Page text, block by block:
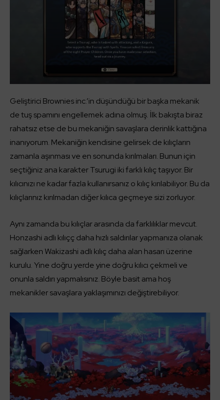
Geliştirici Brownies inc.’in düşündüğü bir başka mekanik
de tuş spamını engellemek adına olmuş. İlk bakışta biraz
rahatsız etse de bu mekaniğin savaşlara derinlik kattığına
inanıyorum. Mekaniğin kendisine gelirsek de kılıçların
zamanla aşınması ve en sonunda kırılmaları. Bunun için
seçtiğiniz ana karakter Tsurugi iki farklı kılıç taşıyor. Bir
kılıcınızı ne kadar fazla kullanırsanız o kılıç kırılabiliyor. Bu da
kılıçlarınız kırılmadan diğer kılıca geçmeye sizi zorluyor.
Aynı zamanda bu kılıçlar arasında da farklılıklar mevcut.
Honzashi adlı kılıçç daha hızlı saldırılar yapmanıza olanak
sağlarken Wakizashi adlı kılıç daha alan hasarı üzerine
kurulu. Yine doğru yerde yine doğru kılıcı çekmeli ve
onunla saldırı yapmalısınız. Böyle basit ama hoş
mekanikler savaşlara yaklaşımınızı değiştirebiliyor.